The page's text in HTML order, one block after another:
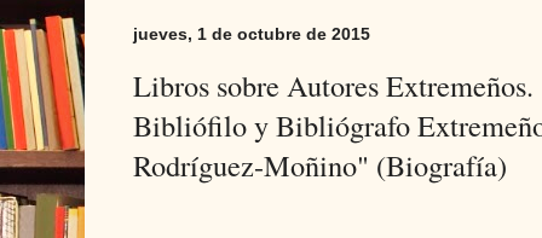
jueves, 1 de octubre de 2015
Libros sobre Autores
Bibliófilo y Bibliógrafo
Rodríguez-Moñino" (Biografía)